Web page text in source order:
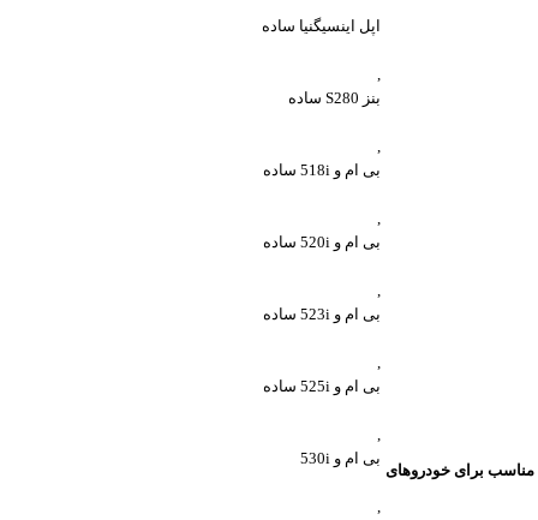
مناسب برای خودروهای
اپل اینسیگنیا ساده
,
بنز S280 ساده
,
بی ام و 518i ساده
,
بی ام و 520i ساده
,
بی ام و 523i ساده
,
بی ام و 525i ساده
,
بی ام و 530i
,